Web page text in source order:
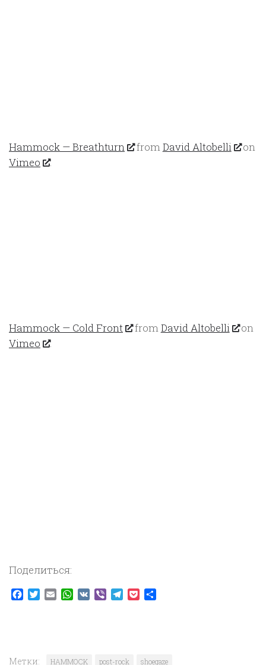
Hammock — Breathturn fromDavid Altobelli
on
Vimeo
.
Hammock — Cold Front fromDavid Altobelli
on
Vimeo
.
Поделиться:
Facebook
TwitterEmailWhatsApp
VK ViberTelegram
Pocket
Метки: HAMMOCK post-rock shoegaze